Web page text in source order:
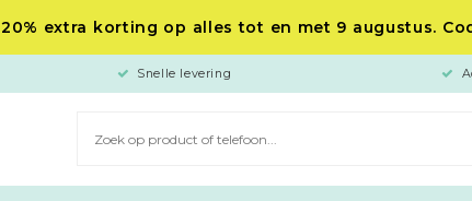
20% extra korting op alles tot en met 9 augustus.
Snelle levering